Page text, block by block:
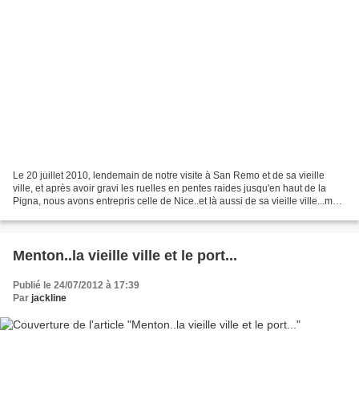
Le 20 juillet 2010, lendemain de notre visite à San Remo et de sa vieille
ville, et après avoir gravi les ruelles en pentes raides jusqu'en haut de la
Pigna, nous avons entrepris celle de Nice..et là aussi de sa vieille ville...mais
Menton..la vieille ville et le port...
Publié le 24/07/2012 à 17:39
Par jackline